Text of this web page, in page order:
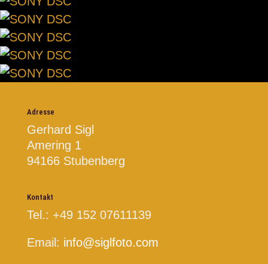
Adresse
Gerhard Sigl
Amering 1
94166 Stubenberg
Kontakt
Tel.: +49 152 07611139
Email: info@siglfoto.com